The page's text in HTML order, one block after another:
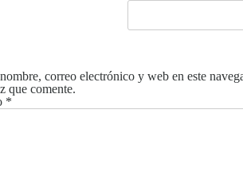
correo electrónico y web en este
que comente.
*